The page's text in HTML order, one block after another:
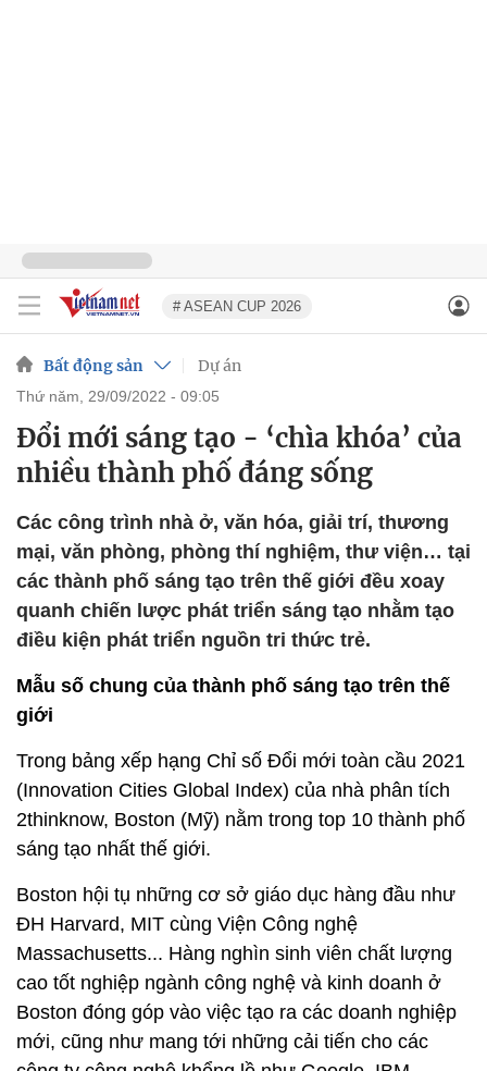
# ASEAN CUP 2026
Bất động sản Dự án
thứ năm, 29/09/2022 - 09:05
Đổi mới sáng tạo - ‘chìa khóa’ của
nhiều thành phố đáng sống
Các công trình nhà ở, văn hóa, giải trí, thương
mại, văn phòng, phòng thí nghiệm, thư viện… tại
các thành phố sáng tạo trên thế giới đều xoay
quanh chiến lược phát triển sáng tạo nhằm tạo
điều kiện phát triển nguồn tri thức trẻ.
Mẫu số chung của thành phố sáng tạo trên thế
giới
Trong bảng xếp hạng Chỉ số Đổi mới toàn cầu 2021
(Innovation Cities Global Index) của nhà phân tích
2thinknow, Boston (Mỹ) nằm trong top 10 thành phố
sáng tạo nhất thế giới.
Boston hội tụ những cơ sở giáo dục hàng đầu như
ĐH Harvard, MIT cùng Viện Công nghệ
Massachusetts... Hàng nghìn sinh viên chất lượng
cao tốt nghiệp ngành công nghệ và kinh doanh ở
Boston đóng góp vào việc tạo ra các doanh nghiệp
mới, cũng như mang tới những cải tiến cho các